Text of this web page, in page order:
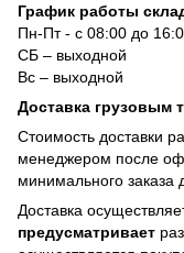
График работы
Пн-Пт - с 08:00 до
СБ – выходной
Вс – выходной
Доставка грузовым
Стоимость доставки
менеджером после
минимального заказа
Доставка
предусматривает